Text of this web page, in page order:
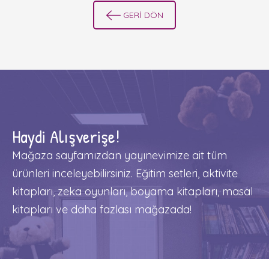
GERİ DÖN
Haydi Alışverişe!
Mağaza sayfamızdan yayınevimize ait tüm
ürünleri inceleyebilirsiniz. Eğitim setleri, aktivite
kitapları, zeka oyunları, boyama kitapları, masal
kitapları ve daha fazlası mağazada!